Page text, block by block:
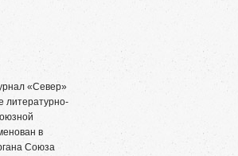
«Север»
литературно-
в
Союза